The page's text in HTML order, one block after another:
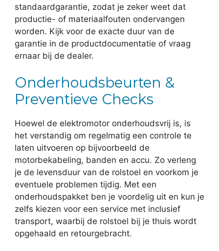
standaardgarantie, zodat je zeker weet dat
productie- of materiaalfouten ondervangen
worden. Kijk voor de exacte duur van de
garantie in de productdocumentatie of vraag
ernaar bij de dealer.
Onderhoudsbeurten &
Preventieve Checks
Hoewel de elektromotor onderhoudsvrij is, is
het verstandig om regelmatig een controle te
laten uitvoeren op bijvoorbeeld de
motorbekabeling, banden en accu. Zo verleng
je de levensduur van de rolstoel en voorkom je
eventuele problemen tijdig. Met een
onderhoudspakket ben je voordelig uit en kun je
zelfs kiezen voor een service met inclusief
transport, waarbij de rolstoel bij je thuis wordt
opgehaald en retourgebracht.